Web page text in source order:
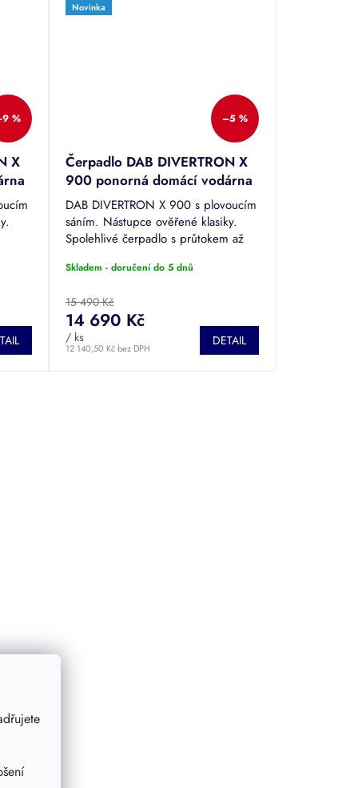
%
X
Novinka
–5 %
Čerpadlo DAB DIVERTRON X
900 ponorná domácí vodárna
s plovoucím sáním
DAB DIVERTRON X 900 s plovoucím
sáním. Nástupce ověřené klasiky.
Spolehlivé čerpadlo s průtokem až
metrů. Připojovací závit vnitřní 1"....
Skladem - doručení do 5 dnů
15 490 Kč
12 140,50 Kč bez DPH
14 690 Kč
/ ks DETAIL